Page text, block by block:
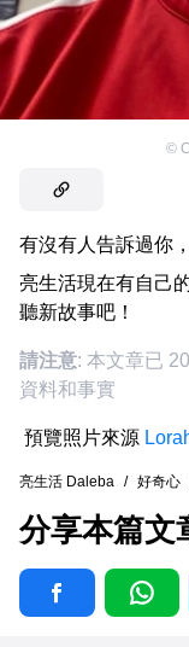
©
有沒有人告訴過你
亮生活現在有自己
聽新故事吧！
請注意: 本文章已
資料和事實
預覽照片來源
亮生活 Daleba / 好奇心
分享本篇文